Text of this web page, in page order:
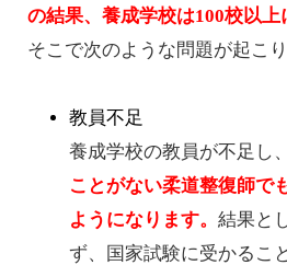
の結果、養成学校は100校以上
そこで次のような問題が起こり
教員不足
養成学校の教員が不足し、
ことがない柔道整復師で
ようになります。 結果と
ず、国家試験に受かるこ